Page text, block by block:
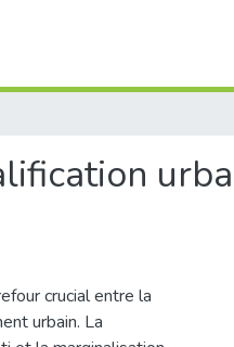
crucial entre la
urbain. La